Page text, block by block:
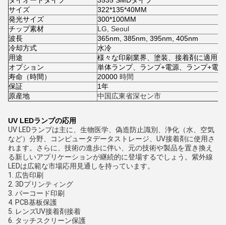
サイズ
322*135*40MM
発光サイズ
300*100MM
チップ素材
LG, Seoul
波長
365nm, 385nm, 395nm, 405nm
冷却方式
水冷
用途
様々な印刷業界、塗装、接着剤に適用。
オプション
単体ランプ、ランプ+電源、ランプ+電
寿命（時間）
20000 時間
保証
1年
原産地
中国広東省深セン市
UV LEDランプの応用
UV LEDランプは主に、生物医学、偽造防止識別、浄化（水、空気
など）分野、コンピュータデータストレージ、UV接着剤に使用さ
れます。さらに、技術の進歩に伴い、元の技術や製品を置き換え
る新しいアプリケーションが継続的に登場するでしょう。紫外線
LEDは広範な市場応用見通しを持っています。
1. 広告印刷
2. 3Dプリンティング
3. バーコード印刷
4. PCB基板保護
5. レンズUV接着剤接着
6. タッチスクリーン保護